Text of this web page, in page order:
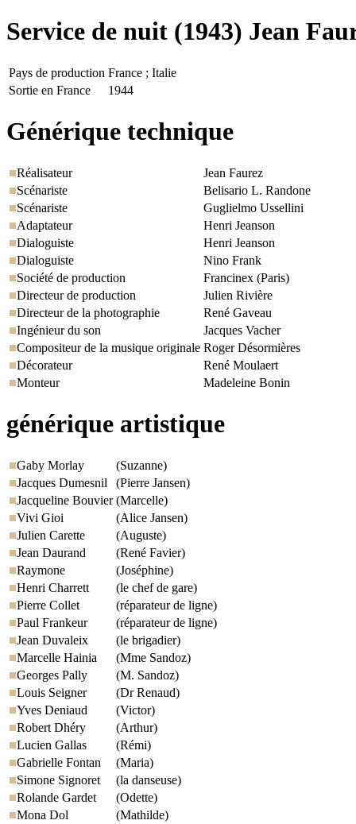
Service de nuit (1943) Jean
Pays de production France ; Italie
Sortie en France
1944
Générique technique
Réalisateur
Jean Faurez
Scénariste
Belisario L. Randone
Scénariste
Guglielmo Ussellini
Adaptateur
Henri Jeanson
Dialoguiste
Henri Jeanson
Dialoguiste
Nino Frank
Société de production
Francinex (Paris)
Directeur de production
Julien Rivière
Directeur de la photographie
René Gaveau
Ingénieur du son
Jacques Vacher
Compositeur de la musique originale Roger Désormières
Décorateur
René Moulaert
Monteur
Madeleine Bonin
générique artistique
Gaby Morlay
(Suzanne)
Jacques Dumesnil
(Pierre Jansen)
Jacqueline Bouvier (Marcelle)
Vivi Gioi
(Alice Jansen)
Julien Carette
(Auguste)
Jean Daurand
(René Favier)
Raymone
(Joséphine)
Henri Charrett
(le chef de gare)
Pierre Collet
(réparateur de ligne)
Paul Frankeur
(réparateur de ligne)
Jean Duvaleix
(le brigadier)
Marcelle Hainia
(Mme Sandoz)
Georges Pally
(M. Sandoz)
Louis Seigner
(Dr Renaud)
Yves Deniaud
(Victor)
Robert Dhéry
(Arthur)
Lucien Gallas
(Rémi)
Gabrielle Fontan
(Maria)
Simone Signoret
(la danseuse)
Rolande Gardet
(Odette)
Mona Dol
(Mathilde)